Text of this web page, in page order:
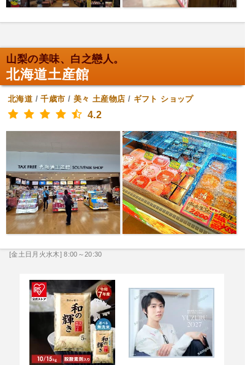
山梨の美味、白之戀人。
北海道土産館
北海道 /千歳市 / 美々 土産物店 / ギフト ショップ
4.2
[金土日月火水木] 8:00～20:30